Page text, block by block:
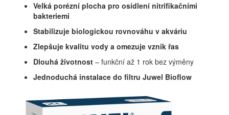
Velká porézní plocha pro osídlení nitrifikačními
bakteriemi
Stabilizuje biologickou rovnováhu v akváriu
Zlepšuje kvalitu vody a omezuje vznik řas
Dlouhá životnost – funkční až 1 rok bez výměny
Jednoduchá instalace do filtru Juwel Bioflow